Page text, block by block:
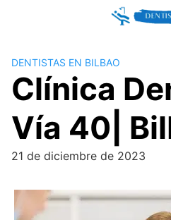
DENTISTAS EN BILBAO
Clínica
Vía 40|
21 de diciembre de 2023